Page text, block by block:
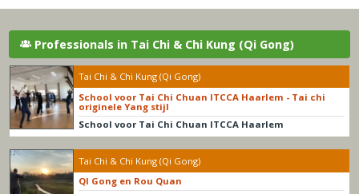
Professionals in Tai Chi & Chi Kung (Qi Gong)
Tai Chi & Chi Kung (Qi Gong)
School voor Tai Chi Chuan ITCCA Haarlem - Tai chi
originele Yang stijl
School voor Tai Chi Chuan ITCCA Haarlem
Tai Chi & Chi Kung (Qi Gong)
QI Gong en Rou Quan